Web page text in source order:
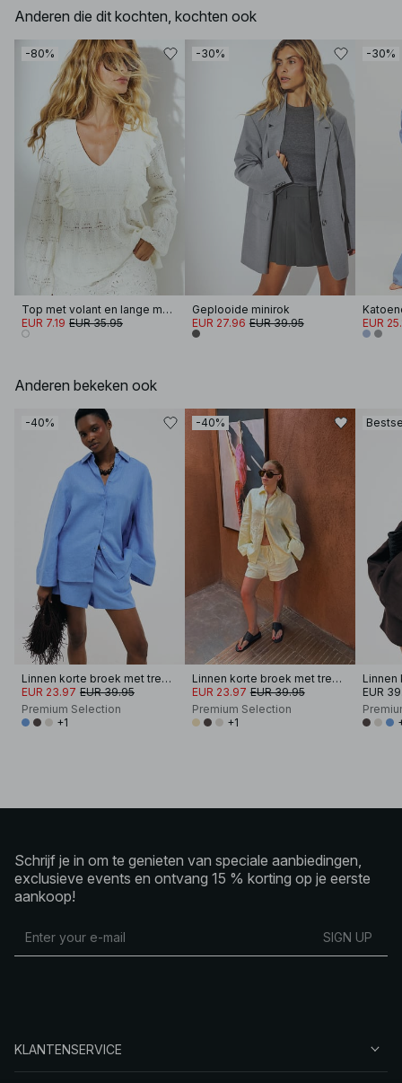
Anderen die dit kochten, kochten ook
-80%
Top met volant en lange mouwen
EUR 7.19 EUR 35.95
-30%
Geplooide minirok
EUR 27.96 EUR 39.95
-30%
EUR
Anderen bekeken ook
-40%
Linnen korte broek met trekkoord
EUR 23.97 EUR 39.95
Premium Selection
+1
-40%
Linnen korte broek met trekkoord
EUR 23.97 EUR 39.95
Premium Selection
+1
EUR
Schrijf je in om te genieten van speciale aanbiedingen,
exclusieve events en ontvang 15 % korting op je eerste
aankoop!
SIGN UP
KLANTENSERVICE